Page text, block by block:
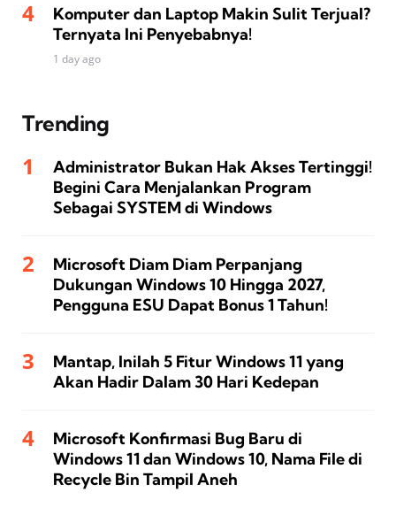
Komputer dan Laptop Makin Sulit Terjual?
Ternyata Ini Penyebabnya!
1 day ago
Trending
Administrator Bukan Hak Akses Tertinggi!
Begini Cara Menjalankan Program
Sebagai SYSTEM di Windows
Microsoft Diam Diam Perpanjang
Dukungan Windows 10 Hingga 2027,
Pengguna ESU Dapat Bonus 1 Tahun!
Mantap, Inilah 5 Fitur Windows 11 yang
Akan Hadir Dalam 30 Hari Kedepan
Microsoft Konfirmasi Bug Baru di
Windows 11 dan Windows 10, Nama File di
Recycle Bin Tampil Aneh